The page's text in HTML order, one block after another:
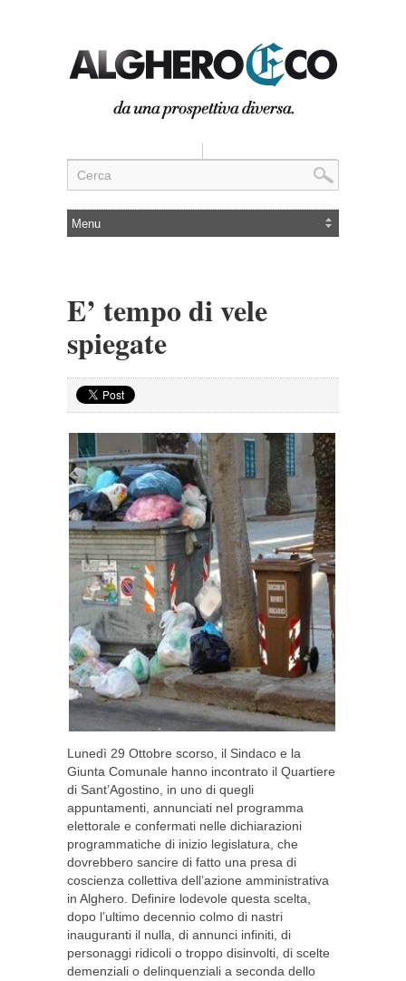
E’ tempo di vele
spiegate
Lunedì 29 Ottobre scorso, il Sindaco e la
Giunta Comunale hanno incontrato il Quartiere
di Sant’Agostino, in uno di quegli
appuntamenti, annunciati nel programma
elettorale e confermati nelle dichiarazioni
programmatiche di inizio legislatura, che
dovrebbero sancire di fatto una presa di
coscienza collettiva dell’azione amministrativa
in Alghero. Definire lodevole questa scelta,
dopo l’ultimo decennio colmo di nastri
inauguranti il nulla, di annunci infiniti, di
personaggi ridicoli o troppo disinvolti, di scelte
demenziali o delinquenziali a seconda dello